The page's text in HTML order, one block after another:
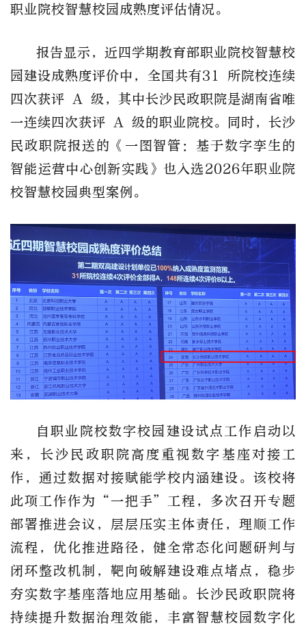
职业院校智慧校园成熟度评估情况。
报告显示，近四学期教育部职业院校智慧校
园建设成熟度评价中，全国共有31 所院校连续
四次获评 A 级，其中长沙民政职院是湖南省唯
一连续四次获评 A 级的职业院校。同时， 长沙
民政职院报送的《一图智管：基于数字孪生的
智能运营中心创新实践》也入选2026年职业院
校智慧校园典型案例。
自职业院校数字校园建设试点工作启动以
来，长沙民政职院高度重视数字基座对接工
作，通过数据对接赋能学校内涵建设。该校将
此项工作作为“一把手”工程，多次召开专题
部署推进会议，层层压实主体责任，理顺工作
流程，优化推进路径，健全常态化问题研判与
闭环整改机制，靶向破解建设难点堵点，稳步
夯实数字基座落地应用基础。长沙民政职院将
持续提升数据治理效能，丰富智慧校园数字化